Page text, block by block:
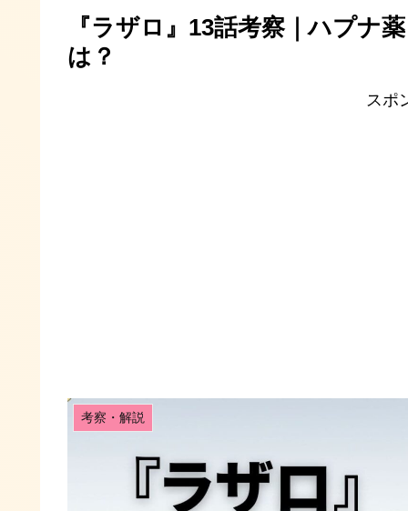
『ラザロ』13話考察｜ハプナ
は？
スポ
考察・解説